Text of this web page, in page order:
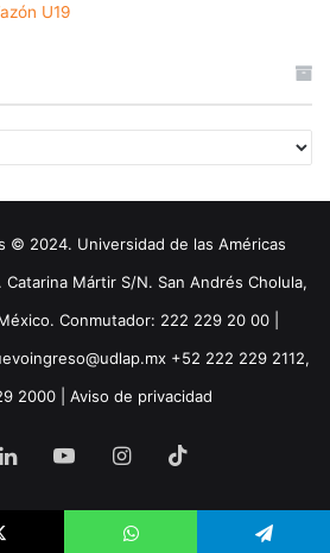
U19
© 2024. Universidad de las Américas
Catarina Mártir S/N. San Andrés Cholula,
Conmutador: 222 229 20 00 |
+52 222 229 2112,
2000 | Aviso de privacidad
LinkedInYouTubeInstagram